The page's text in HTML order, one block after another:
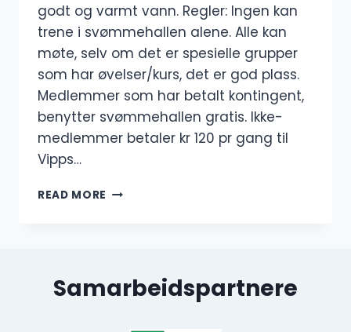
godt og varmt vann. Regler: Ingen kan
trene i svømmehallen alene. Alle kan
møte, selv om det er spesielle grupper
som har øvelser/kurs, det er god plass.
Medlemmer som har betalt kontingent,
benytter svømmehallen gratis. Ikke-
medlemmer betaler kr 120 pr gang til
Vipps…
READ MORE BASSENGTRENINGER
Samarbeidspartnere